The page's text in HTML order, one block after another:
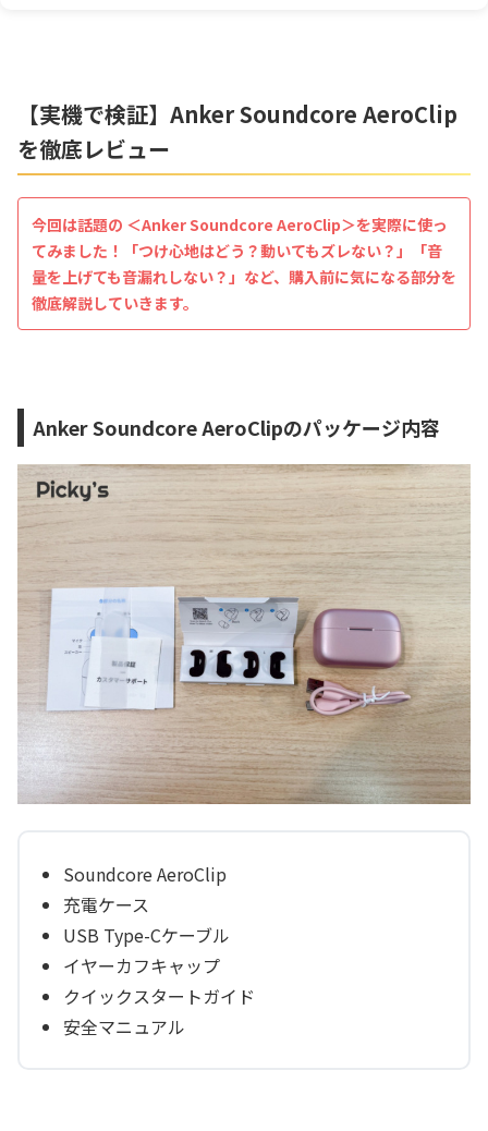
【実機で検証】Anker Soundcore AeroClip
を徹底レビュー
今回は話題の ＜Anker Soundcore AeroClip＞を実際に使っ
てみました！「つけ心地はどう？動いてもズレない？」「音
量を上げても音漏れしない？」など、購入前に気になる部分を
徹底解説していきます。
Anker Soundcore AeroClipのパッケージ内容
Soundcore AeroClip
充電ケース
USB Type-Cケーブル
イヤーカフキャップ
クイックスタートガイド
安全マニュアル